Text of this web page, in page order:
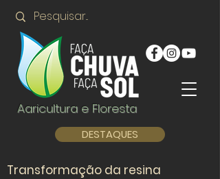
Agricultura e Floresta
DESTAQUES
Transformação da resina